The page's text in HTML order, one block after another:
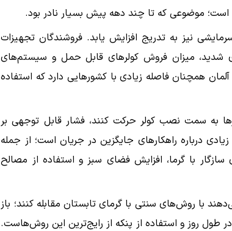
نیز به تدریج افزایش یابد. فروشندگان تجهیزات
شدید، میزان فروش کولرهای قابل حمل و سیستم‌های
همچنان فاصله زیادی با کشورهایی دارد که استفاده
به سمت نصب کولر حرکت کنند، فشار قابل توجهی بر
درباره راهکارهای جایگزین در جریان است؛ از جمله
با گرما، افزایش فضای سبز و استفاده از مصالح
با روش‌های سنتی با گرمای تابستان مقابله کنند؛ باز
روز و استفاده از پنکه از رایج‌ترین این روش‌هاست.